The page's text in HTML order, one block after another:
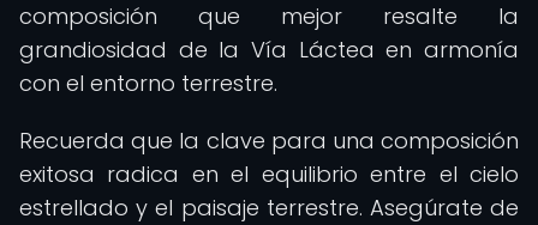
composición que mejor resalte la
grandiosidad de la Vía Láctea en armonía
con el entorno terrestre.
Recuerda que la clave para una composición
exitosa radica en el equilibrio entre el cielo
estrellado y el paisaje terrestre. Asegúrate de